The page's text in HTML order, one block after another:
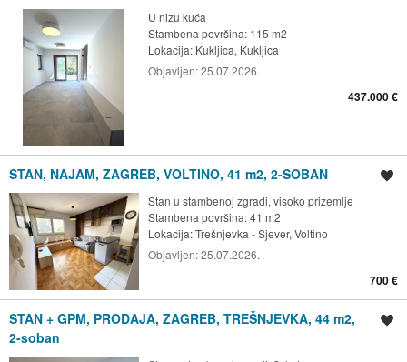
U nizu kuća
Stambena površina: 115 m2
Lokacija: Kukljica, Kukljica
Objavljen:25.07.2026.
437.000 €
STAN, NAJAM, ZAGREB, VOLTINO, 41 m2, 2-SOBAN
Stan u stambenoj zgradi, visoko prizemlje
Stambena površina: 41 m2
Lokacija:Trešnjevka - Sjever, Voltino
Objavljen:25.07.2026.
700 €
STAN + GPM, PRODAJA, ZAGREB, TREŠNJEVKA, 44 m2,
2-soban